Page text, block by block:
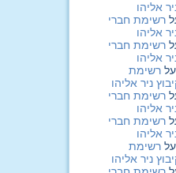
אליהו
רשימת חברי
אליהו
רשימת חברי
אליהו
על רשימת
ניר אליהו
רשימת חברי
אליהו
רשימת חברי
אליהו
על רשימת
ניר אליהו